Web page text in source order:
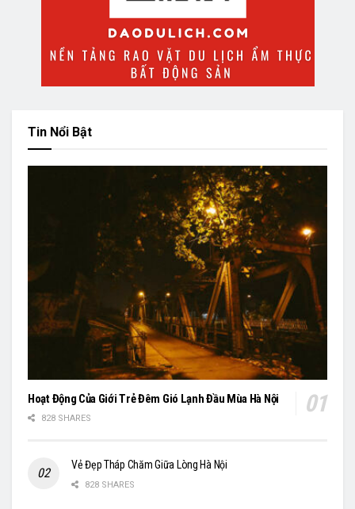
Tin Nổi Bật
Hoạt Động Của Giới Trẻ Đêm Gió Lạnh Đầu Mùa Hà Nội
828 SHARES
Vẻ Đẹp Tháp Chăm Giữa Lòng Hà Nội
828 SHARES